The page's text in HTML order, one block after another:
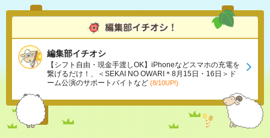
編集部イチオシ
【シフト自由・現金手渡しOK】iPhoneなどスマホの充電を
繋げるだけ！、＜SEKAI NO OWARI＊8月15日・16日＞ド
ーム公演のサポートバイトなど (8/10UP!)